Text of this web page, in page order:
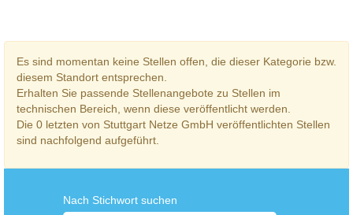
Es sind momentan keine Stellen offen, die dieser Kategorie bzw.
diesem Standort entsprechen.
Erhalten Sie passende Stellenangebote zu Stellen im
technischen Bereich, wenn diese veröffentlicht werden.
Die 0 letzten von Stuttgart Netze GmbH veröffentlichten Stellen
sind nachfolgend aufgeführt.
Nach Stichwort suchen